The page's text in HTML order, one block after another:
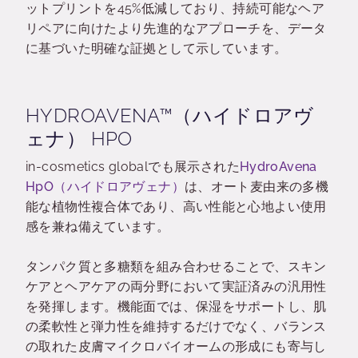
ットプリントを45%低減しており、持続可能なヘア
リペアに向けたより先進的なアプローチを、データ
に基づいた明確な証拠として示しています。
HYDROAVENA™（ハイドロアヴ
ェナ） HPO
in-cosmetics globalでも展示された HydroAvena
HpO（ハイドロアヴェナ） は、オート麦由来の多機
能な植物性複合体であり、高い性能と心地よい使用
感を兼ね備えています。
タンパク質と多糖類を組み合わせることで、スキン
ケアとヘアケアの両分野において実証済みの汎用性
を発揮します。機能面では、保湿をサポートし、肌
の柔軟性と弾力性を維持するだけでなく、バランス
の取れた皮膚マイクロバイオームの形成にも寄与し